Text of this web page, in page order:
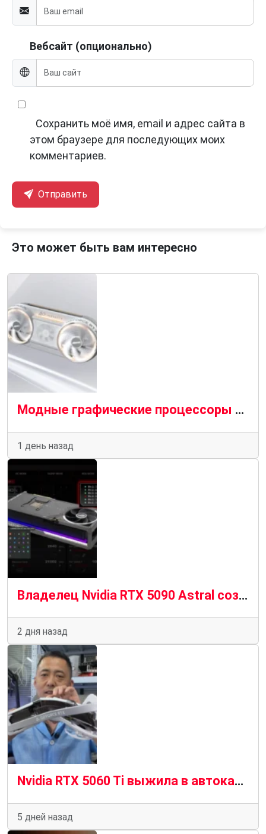
Вебсайт (опционально)
Сохранить моё имя, email и адрес сайта в
этом браузере для последующих моих
комментариев.
Отправить
Это может быть вам интересно
Модные графические процессоры Aorus Infinity от Gigabyte поступают на полки магазинов с огромным успехом
1 день назад
Владелец Nvidia RTX 5090 Astral создает инструмент для выключения ПК до того, как сгорит кабель 12 В-2×6
2 дня назад
Nvidia RTX 5060 Ti выжила в автокатастрофе и выжила, чтобы рассказать об этом
5 дней назад